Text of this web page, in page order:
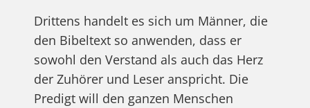
Drittens handelt es sich um Männer, die
den Bibeltext so anwenden, dass er
sowohl den Verstand als auch das Herz
der Zuhörer und Leser anspricht. Die
Predigt will den ganzen Menschen